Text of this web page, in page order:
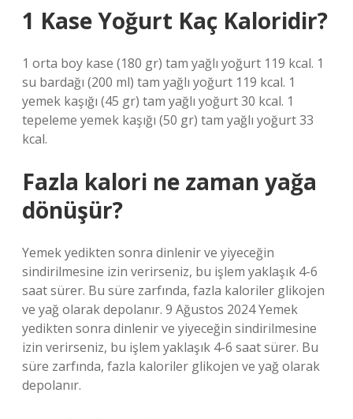
1 Kase Yoğurt Kaç Kaloridir?
1 orta boy kase (180 gr) tam yağlı yoğurt 119 kcal. 1
su bardağı (200 ml) tam yağlı yoğurt 119 kcal. 1
yemek kaşığı (45 gr) tam yağlı yoğurt 30 kcal. 1
tepeleme yemek kaşığı (50 gr) tam yağlı yoğurt 33
kcal.
Fazla kalori ne zaman yağa
dönüşür?
Yemek yedikten sonra dinlenir ve yiyeceğin
sindirilmesine izin verirseniz, bu işlem yaklaşık 4-6
saat sürer. Bu süre zarfında, fazla kaloriler glikojen
ve yağ olarak depolanır. 9 Ağustos 2024 Yemek
yedikten sonra dinlenir ve yiyeceğin sindirilmesine
izin verirseniz, bu işlem yaklaşık 4-6 saat sürer. Bu
süre zarfında, fazla kaloriler glikojen ve yağ olarak
depolanır.